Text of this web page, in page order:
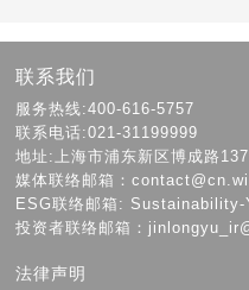
联系我们
服务热线:400-616-5757
联系电话:021-31199999
地址:上海市浦东新区博成路
媒体联络邮箱：
ESG联络邮箱:
投资者联络邮箱：
法律声明